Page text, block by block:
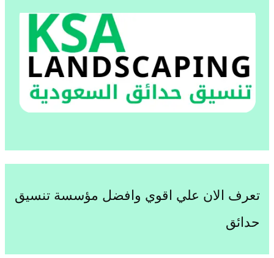
تعرف الان علي اقوي وافضل مؤسسة تنسيق
حدائق